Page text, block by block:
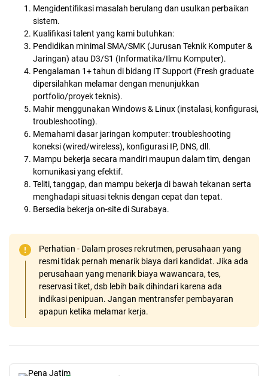
Mengidentifikasi masalah berulang dan usulkan perbaikan
sistem.
Kualifikasi talent yang kami butuhkan:
Pendidikan minimal SMA/SMK (Jurusan Teknik Komputer &
Jaringan) atau D3/S1 (Informatika/Ilmu Komputer).
Pengalaman 1+ tahun di bidang IT Support (Fresh graduate
dipersilahkan melamar dengan menunjukkan
portfolio/proyek teknis).
Mahir menggunakan Windows & Linux (instalasi, konfigurasi,
troubleshooting).
Memahami dasar jaringan komputer: troubleshooting
koneksi (wired/wireless), konfigurasi IP, DNS, dll.
Mampu bekerja secara mandiri maupun dalam tim, dengan
komunikasi yang efektif.
Teliti, tanggap, dan mampu bekerja di bawah tekanan serta
menghadapi situasi teknis dengan cepat dan tepat.
Bersedia bekerja on-site di Surabaya.
Perhatian - Dalam proses rekrutmen, perusahaan yang
resmi tidak pernah menarik biaya dari kandidat. Jika ada
perusahaan yang menarik biaya wawancara, tes,
reservasi tiket, dsb lebih baik dihindari karena ada
indikasi penipuan. Jangan mentransfer pembayaran
apapun ketika melamar kerja.